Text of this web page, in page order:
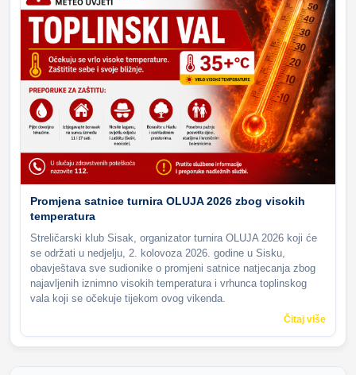
Promjena satnice turnira OLUJA 2026 zbog visokih
temperatura
Streličarski klub Sisak, organizator turnira OLUJA 2026 koji će
se održati u nedjelju, 2. kolovoza 2026. godine u Sisku,
obavještava sve sudionike o promjeni satnice natjecanja zbog
najavljenih iznimno visokih temperatura i vrhunca toplinskog
vala koji se očekuje tijekom ovog vikenda.
Čitaj više